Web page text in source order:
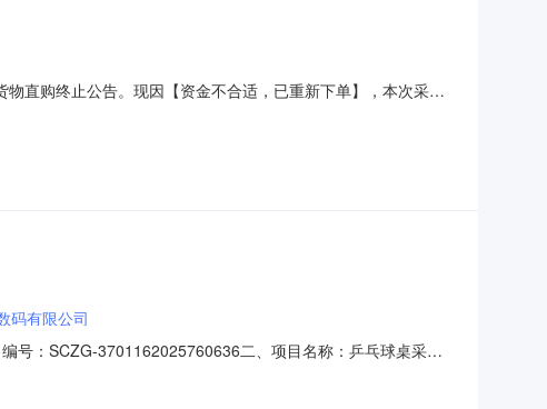
直购终止公告。现因【资金不合适，已重新下单】，本次采购
码有限公司
号：SCZG-3701162025760636二、项目名称：乒乓球桌采购
室外乒乓球台乒乓球桌红双喜/DHS